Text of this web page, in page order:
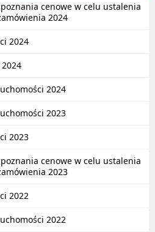
cenowe w celu ustalenia
2024
2024
2024
2023
2023
cenowe w celu ustalenia
2023
2022
2022